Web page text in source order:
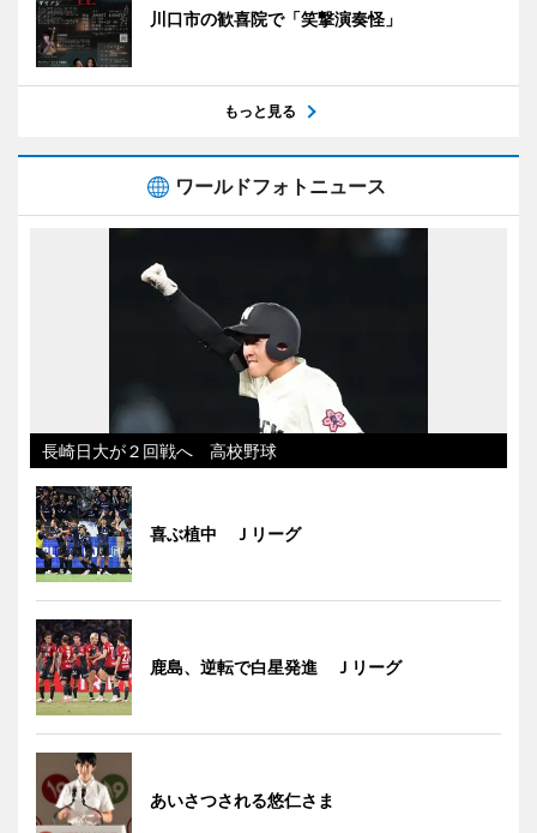
川口市の歓喜院で「笑撃演奏怪」
もっと見る
ワールドフォトニュース
長崎日大が２回戦へ 高校野球
喜ぶ植中 Ｊリーグ
鹿島、逆転で白星発進 Ｊリーグ
あいさつされる悠仁さま